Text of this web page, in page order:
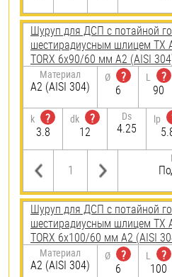
Шуруп для ДСП с потайной
шестирадиусным шлицем TX
TORX 6х90/60 мм А2 (AISI
Материал
А2 (AISI 304)
Ø
?
6
L
?
90
k
?
3.8
dk
?
12
Ds
4.25
lp
Шуруп для ДСП с потайной
шестирадиусным шлицем TX
TORX 6х100/60 мм А2 (AISI
Материал
А2 (AISI 304)
Ø
?
6
L
?
100